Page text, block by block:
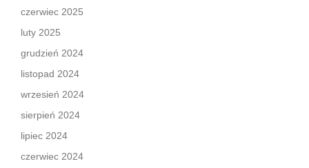
czerwiec 2025
luty 2025
grudzień 2024
listopad 2024
wrzesień 2024
sierpień 2024
lipiec 2024
czerwiec 2024